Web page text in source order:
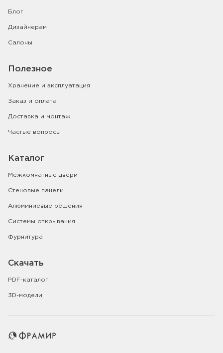
Блог
Дизайнерам
Салоны
Полезное
Хранение и эксплуатация
Заказ и оплата
Доставка и монтаж
Частые вопросы
Каталог
Межкомнатные двери
Стеновые панели
Алюминиевые решения
Системы открывания
Фурнитура
Скачать
PDF-каталог
3D-модели